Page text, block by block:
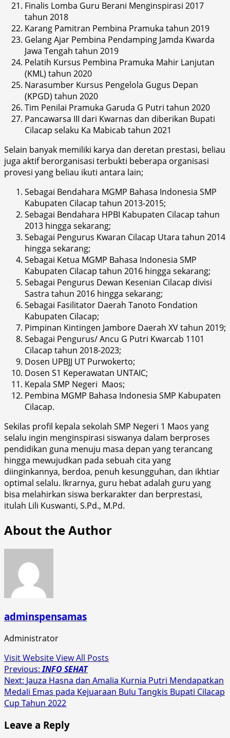
Finalis Lomba Guru Berani Menginspirasi 2017
tahun 2018
Karang Pamitran Pembina Pramuka tahun 2019
Gelang Ajar Pembina Pendamping Jamda Kwarda
Jawa Tengah tahun 2019
Pelatih Kursus Pembina Pramuka Mahir Lanjutan
(KML) tahun 2020
Narasumber Kursus Pengelola Gugus Depan
(KPGD) tahun 2020
Tim Penilai Pramuka Garuda G Putri tahun 2020
Pancawarsa III dari Kwarnas dan diberikan Bupati
Cilacap selaku Ka Mabicab tahun 2021
Selain banyak memiliki karya dan deretan prestasi, beliau
juga aktif berorganisasi terbukti beberapa organisasi
provesi yang beliau ikuti antara lain;
Sebagai Bendahara MGMP Bahasa Indonesia SMP
Kabupaten Cilacap tahun 2013-2015;
Sebagai Bendahara HPBI Kabupaten Cilacap tahun
2013 hingga sekarang;
Sebagai Pengurus Kwaran Cilacap Utara tahun 2014
hingga sekarang;
Sebagai Ketua MGMP Bahasa Indonesia SMP
Kabupaten Cilacap tahun 2016 hingga sekarang;
Sebagai Pengurus Dewan Kesenian Cilacap divisi
Sastra tahun 2016 hingga sekarang;
Sebagai Fasilitator Daerah Tanoto Fondation
Kabupaten Cilacap;
Pimpinan Kintingen Jambore Daerah XV tahun 2019;
Sebagai Pengurus/ Ancu G Putri Kwarcab 1101
Cilacap tahun 2018-2023;
Dosen UPBJJ UT Purwokerto;
Dosen S1 Keperawatan UNTAIC;
Kepala SMP Negeri Maos;
Pembina MGMP Bahasa Indonesia SMP Kabupaten
Cilacap.
Sekilas profil kepala sekolah SMP Negeri 1 Maos yang
selalu ingin menginspirasi siswanya dalam berproses
pendidikan guna menuju masa depan yang terancang
hingga mewujudkan pada sebuah cita yang
diinginkannya, berdoa, penuh kesungguhan, dan ikhtiar
optimal selalu. Ikrarnya, guru hebat adalah guru yang
bisa melahirkan siswa berkarakter dan berprestasi,
itulah Lili Kuswanti, S.Pd., M.Pd.
About the Author
adminspensamas
Administrator
Visit WebsiteView All Posts
Post
navigation
Previous:INFO SEHAT
Next: Jauza Hasna dan Amalia Kurnia Putri Mendapatkan
Medali Emas pada Kejuaraan Bulu Tangkis Bupati Cilacap
Cup Tahun 2022
Leave a Reply